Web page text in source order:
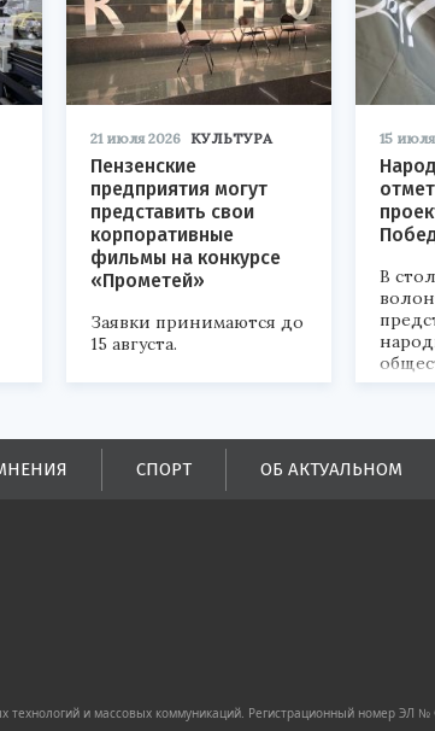
21 июля 2026 КУЛЬТУРА
Пензенские
предприятия могут
представить свои
корпоративные
фильмы на конкурсе
«Прометей»
Заявки принимаются до
15 августа.
15
В
СПОРТ ОБ АКТУАЛЬНОМ
и массовых коммуникаций. Регистрационный номер ЭЛ